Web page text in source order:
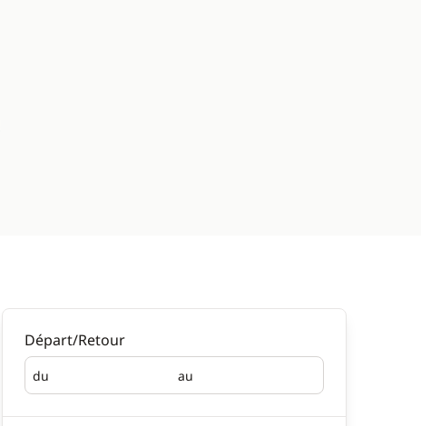
Départ/Retour
du
Départ au
Retour